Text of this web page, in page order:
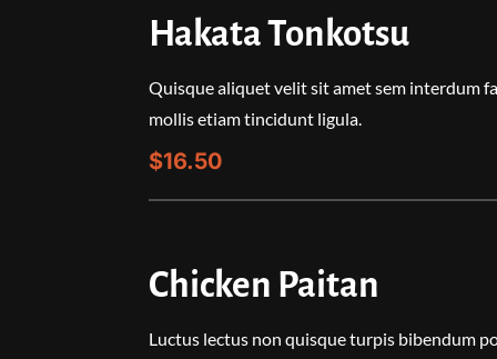
Hakata Tonkotsu
Quisque aliquet velit sit amet sem interdum
mollis etiam tincidunt ligula.
$16.50
Chicken Paitan
Luctus lectus non quisque turpis bibendum